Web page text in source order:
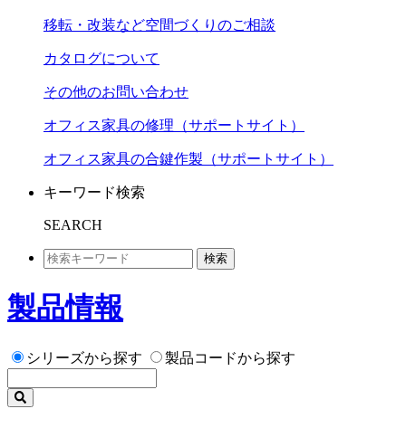
移転・改装など空間づくりのご相談
カタログについて
その他のお問い合わせ
オフィス家具の修理（サポートサイト）
オフィス家具の合鍵作製（サポートサイト）
キーワード検索
SEARCH
検索
製品情報
シリーズから探す 製品コードから探す